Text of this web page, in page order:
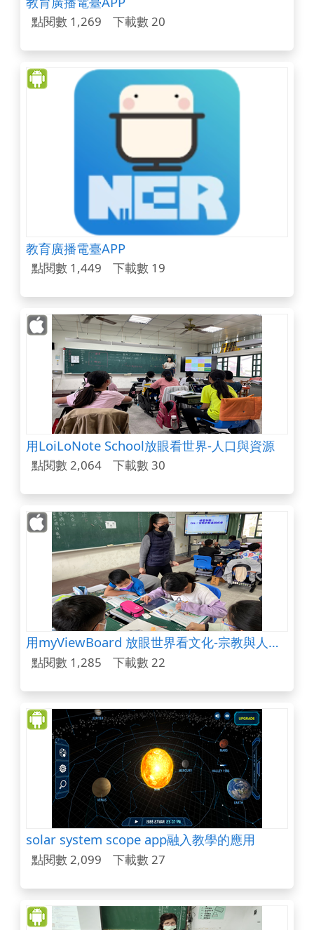
點閱數 1,269 下載數 20
教育廣播電臺APP
點閱數 1,449 下載數 19
用LoiLoNote School放眼看世界-人口與資源
點閱數 2,064 下載數 30
用myViewBoard 放眼世界看文化-宗教與人類生活
點閱數 1,285 下載數 22
solar system scope app融入教學的應用
點閱數 2,099 下載數 27